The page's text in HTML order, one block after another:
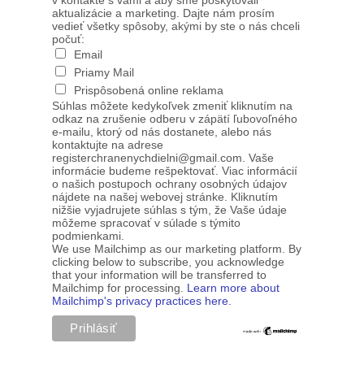
aktualizácie a marketing. Dajte nám prosím
vedieť všetky spôsoby, akými by ste o nás chceli
počuť:
Email
Priamy Mail
Prispôsobená online reklama
Súhlas môžete kedykoľvek zmeniť kliknutím na
odkaz na zrušenie odberu v zápätí ľubovoľného
e-mailu, ktorý od nás dostanete, alebo nás
kontaktujte na adrese
registerchranenychdielni@gmail.com. Vaše
informácie budeme rešpektovať. Viac informácií
o našich postupoch ochrany osobných údajov
nájdete na našej webovej stránke. Kliknutím
nižšie vyjadrujete súhlas s tým, že Vaše údaje
môžeme spracovať v súlade s týmito
podmienkami.
We use Mailchimp as our marketing platform. By
clicking below to subscribe, you acknowledge
that your information will be transferred to
Mailchimp for processing. Learn more about
Mailchimp's privacy practices here.